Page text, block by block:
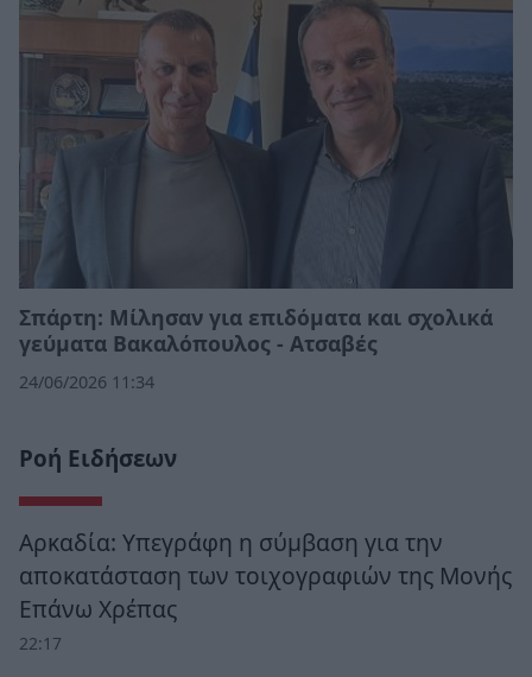
Σπάρτη: Μίλησαν για επιδόματα και σχολικά
γεύματα Βακαλόπουλος - Ατσαβές
24/06/2026 11:34
Ροή Ειδήσεων
Αρκαδία: Υπεγράφη η σύμβαση για την
αποκατάσταση των τοιχογραφιών της Μονής
Επάνω Χρέπας
22:17